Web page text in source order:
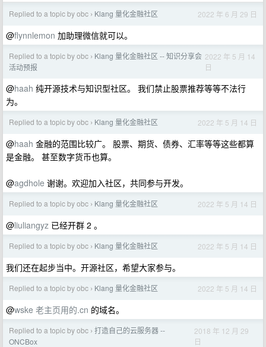
Replied to a topic by obc › Klang 量化金融社区 2022 年 6 月 29 日
@flynnlemon 加助理微信就可以。
Replied to a topic by obc › Klang 量化金融社区 -- 知识分享会
活动预报
2022 年 5 月 14
日
@haah 纯开源技术与知识型社区。 我们禁止股票推荐等等不法行
为。
Replied to a topic by obc › Klang 量化金融社区 2022 年 5 月 14 日
@haah 金融的范围比较广。 股票、期货、债券、汇率等等这些都算
是金融。 甚至数字货币也算。
@agdhole 谢谢。欢迎加入社区，共同参与开发。
Replied to a topic by obc › Klang 量化金融社区 2022 年 5 月 14 日
@liuliangyz 已经开群 2 。
Replied to a topic by obc › Klang 量化金融社区 2022 年 5 月 14 日
我们还在起步当中。开源社区，希望大家参与。
Replied to a topic by obc › Klang 量化金融社区 2022 年 5 月 14 日
@wske 老主页用的.cn 的域名。
Replied to a topic by obc › 打造自己的云服务器 --
ONCBox
2018 年 12 月 29
日